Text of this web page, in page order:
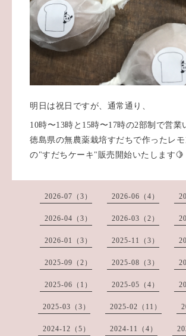
明日は祝日ですが、通常通り、
10時〜13時と15時〜17時の2部制で営業
徳島県の無農薬栽培すだちで作ったレ
の"すだちケーキ"販売開始いたします🍋
2026-07（3） 2026-06（4）
2026-04（3） 2026-03（2）
2026-01（3） 2025-11（3）
2025-09（2） 2025-08（3）
2025-06（1） 2025-05（4）
2025-03（3） 2025-02（11）
2024-12（5） 2024-11（4）